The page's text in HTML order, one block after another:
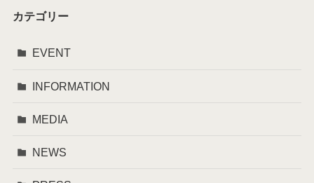
カテゴリー
EVENT
INFORMATION
MEDIA
NEWS